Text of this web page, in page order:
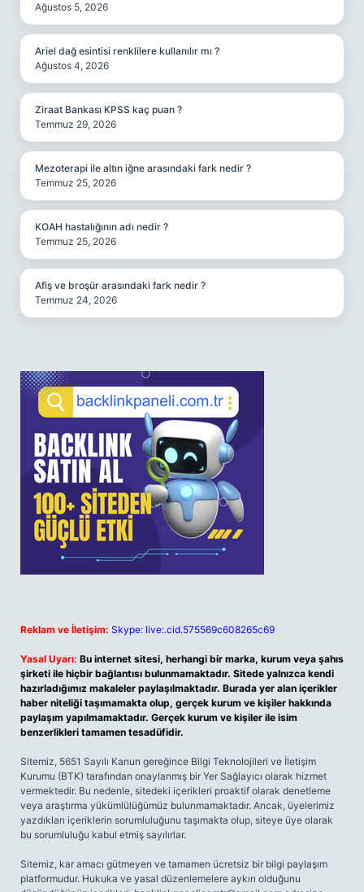
Ağustos 5, 2026
Ariel dağ esintisi renklilere kullanılır mı ?
Ağustos 4, 2026
Ziraat Bankası KPSS kaç puan ?
Temmuz 29, 2026
Mezoterapi ile altın iğne arasındaki fark nedir ?
Temmuz 25, 2026
KOAH hastalığının adı nedir ?
Temmuz 25, 2026
Afiş ve broşür arasındaki fark nedir ?
Temmuz 24, 2026
Reklam ve İletişim: Skype: live:.cid.575569c608265c69
Yasal Uyarı: Bu internet sitesi, herhangi bir marka, kurum veya şahıs
şirketi ile hiçbir bağlantısı bulunmamaktadır. Sitede yalnızca kendi
hazırladığımız makaleler paylaşılmaktadır. Burada yer alan içerikler
haber niteliği taşımamakta olup, gerçek kurum ve kişiler hakkında
paylaşım yapılmamaktadır. Gerçek kurum ve kişiler ile isim
benzerlikleri tamamen tesadüfidir.
Sitemiz, 5651 Sayılı Kanun gereğince Bilgi Teknolojileri ve İletişim
Kurumu (BTK) tarafından onaylanmış bir Yer Sağlayıcı olarak hizmet
vermektedir. Bu nedenle, sitedeki içerikleri proaktif olarak denetleme
veya araştırma yükümlülüğümüz bulunmamaktadır. Ancak, üyelerimiz
yazdıkları içeriklerin sorumluluğunu taşımakta olup, siteye üye olarak
bu sorumluluğu kabul etmiş sayılırlar.
Sitemiz, kar amacı gütmeyen ve tamamen ücretsiz bir bilgi paylaşım
platformudur. Hukuka ve yasal düzenlemelere aykırı olduğunu